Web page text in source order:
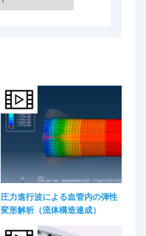
圧力進行波による血管内の弾性
変形解析（流体構造連成）